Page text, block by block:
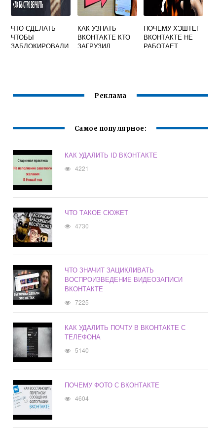
ЧТО СДЕЛАТЬ
ЧТОБЫ
ЗАБЛОКИРОВАЛИ
КАК УЗНАТЬ
ВКОНТАКТЕ КТО
ЗАГРУЗИЛ
ПОЧЕМУ ХЭШТЕГ
ВКОНТАКТЕ НЕ
РАБОТАЕТ
Реклама
Самое популярное:
КАК УДАЛИТЬ ID ВКОНТАКТЕ
4221
ЧТО ТАКОЕ СЮЖЕТ
4730
ЧТО ЗНАЧИТ ЗАЦИКЛИВАТЬ
ВОСПРОИЗВЕДЕНИЕ ВИДЕОЗАПИСИ
ВКОНТАКТЕ
7225
КАК УДАЛИТЬ ПОЧТУ В ВКОНТАКТЕ С
ТЕЛЕФОНА
5140
ПОЧЕМУ ФОТО С ВКОНТАКТЕ
4604